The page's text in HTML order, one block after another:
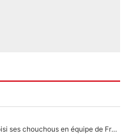
Olise, Doué, Cherki… Zidane a déjà choisi ses chouchous en équipe de France ? L’IA annonce des surprises sans Kylian Mbappé !